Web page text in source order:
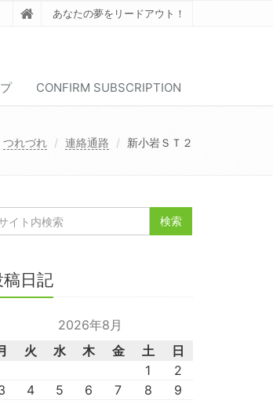
あなたの夢をリードアウト！
CONFIRM SUBSCRIPTION
つれづれ 連絡通路 新小岩ＳＴ２
稿日記
2026年8月
火 水 木 金 土
日
1
2
4 5 6 7 8
9